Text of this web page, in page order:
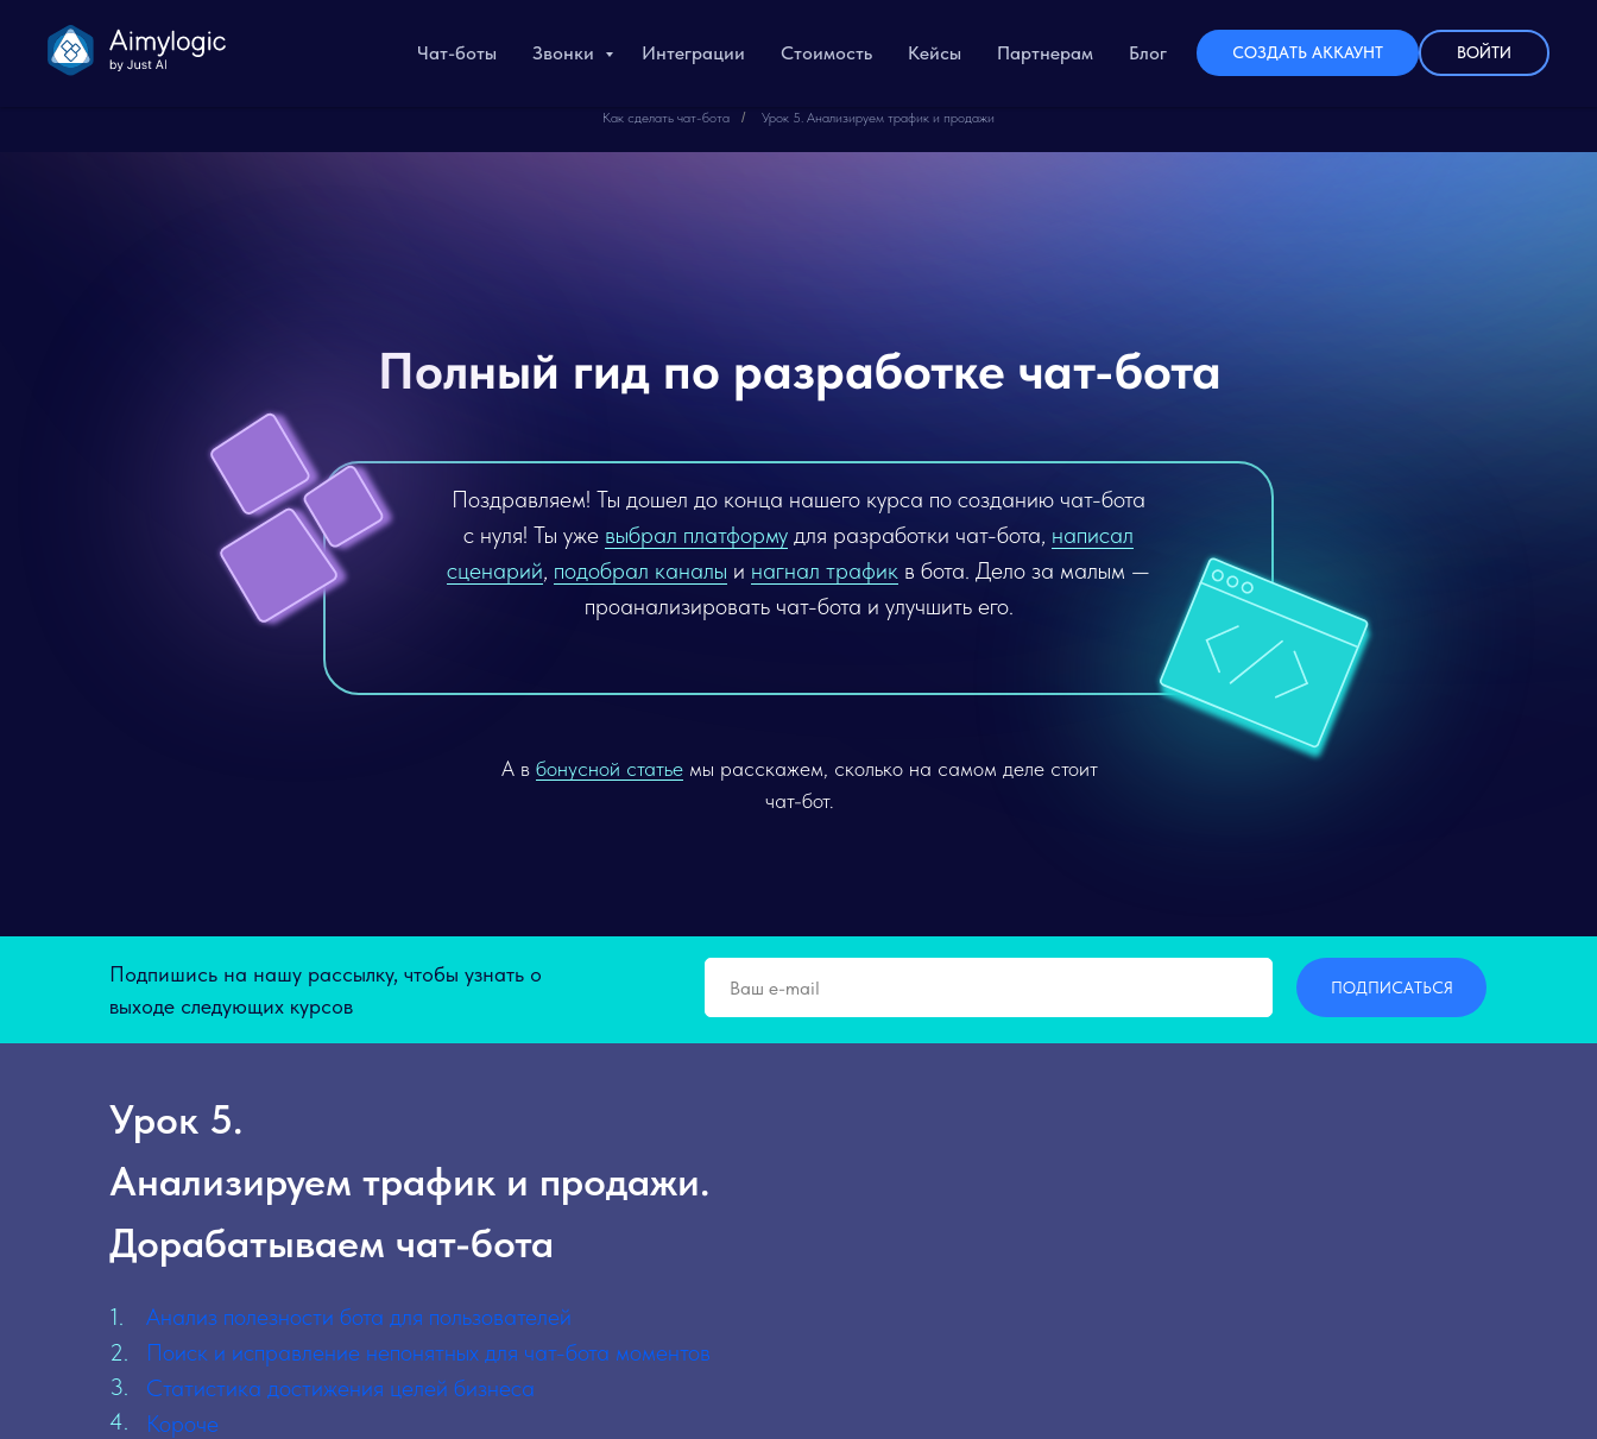
Чат-боты Звонки Интеграции Стоимость Кейсы Партнерам Блог СОЗДАТЬ АККАУНТ ВОЙТИ
Как сделать чат-бота / Урок 5. Анализируем трафик и продажи
Полный гид по разработке чат-бота
Поздравляем! Ты дошел до конца нашего курса по созданию чат-бота
с нуля! Ты уже выбрал платформу для разработки чат-бота, написал
сценарий, подобрал каналы и нагнал трафик в бота. Дело за малым —
проанализировать чат-бота и улучшить его.
А в бонусной статьемы расскажем, сколько на самом деле стоит
чат-бот.
Подпишись на нашу рассылку, чтобы узнать о
выходе следующих курсов
ПОДПИСАТЬСЯ
Анализ полезности бота для пользователей
Поиск и исправление непонятных для чат-бота моментов
Статистика достижения целей бизнеса
Короче
1.
2.
3.
4.
Урок 5.
Анализируем трафик и продажи.
Дорабатываем чат-бота